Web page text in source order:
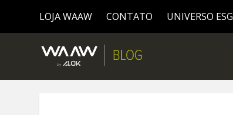
LOJA WAAW CONTATO UNIVERSO ESG